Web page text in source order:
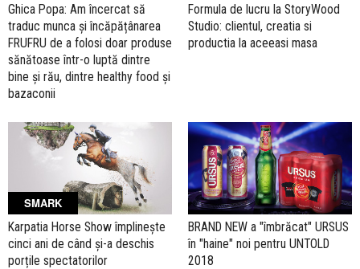
Ghica Popa: Am încercat să
traduc munca și încăpățânarea
FRUFRU de a folosi doar produse
sănătoase într-o luptă dintre
bine și rău, dintre healthy food și
bazaconii
Formula de lucru la StoryWood
Studio: clientul, creatia si
productia la aceeasi masa
SMARK
Karpatia Horse Show împlinește
cinci ani de când și-a deschis
porțile spectatorilor
BRAND NEW a "îmbrăcat" URSUS
în "haine" noi pentru UNTOLD
2018